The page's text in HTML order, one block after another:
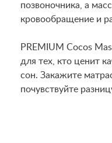
позвоночника, а
кровообращение и
PREMIUM Cocos
для тех, кто ценит
сон. Закажите
почувствуйте